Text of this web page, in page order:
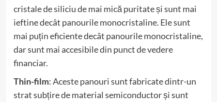
cristale de siliciu de mai mică puritate și sunt mai
ieftine decât panourile monocristaline. Ele sunt
mai puțin eficiente decât panourile monocristaline,
dar sunt mai accesibile din punct de vedere
financiar.
Thin-film: Aceste panouri sunt fabricate dintr-un
strat subțire de material semiconductor și sunt